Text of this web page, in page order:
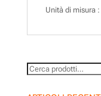
Unità di misura :
Cerca: